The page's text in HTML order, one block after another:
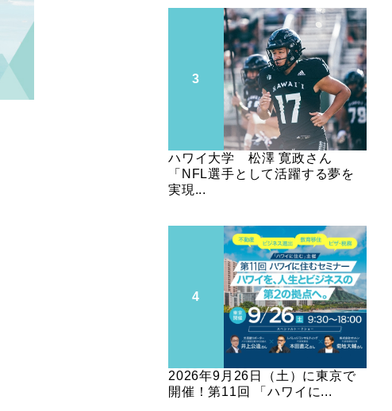
ハワイ大学 松澤 寛政さん
「NFL選手として活躍する夢を
実現...
2026年9月26日（土）に東京で
開催！第11回 「ハワイに...